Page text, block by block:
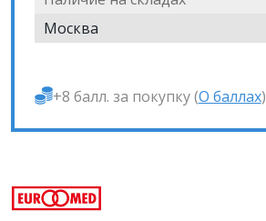
Москва
+8 балл. за покупку (О баллах)